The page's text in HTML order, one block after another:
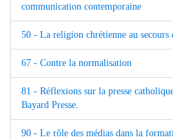
communication contemporaine
50 - La religion chrétienne au secours
67 - Contre la normalisation
81 - Réflexions sur la presse
Bayard Presse.
90 - Le rôle des médias dans la